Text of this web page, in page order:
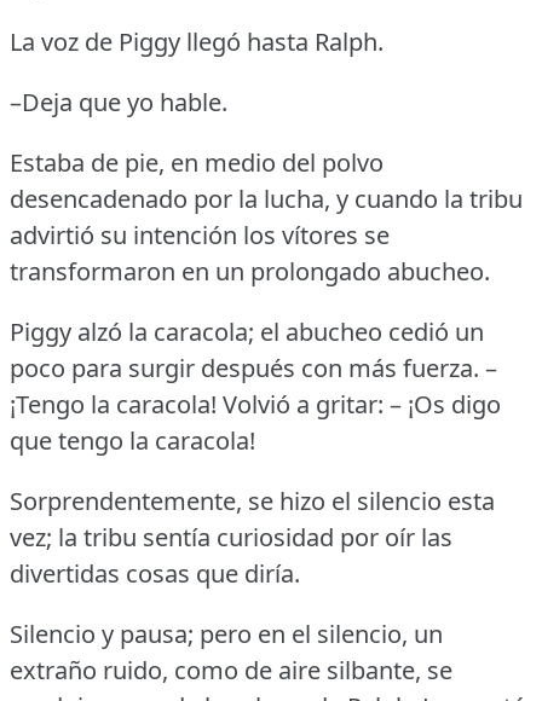
La voz de Piggy llegó hasta Ralph.
–Deja que yo hable.
Estaba de pie, en medio del polvo
desencadenado por la lucha, y cuando la tribu
advirtió su intención los vítores se
transformaron en un prolongado abucheo.
Piggy alzó la caracola; el abucheo cedió un
poco para surgir después con más fuerza. –
¡Tengo la caracola! Volvió a gritar: – ¡Os digo
que tengo la caracola!
Sorprendentemente, se hizo el silencio esta
vez; la tribu sentía curiosidad por oír las
divertidas cosas que diría.
Silencio y pausa; pero en el silencio, un
extraño ruido, como de aire silbante, se